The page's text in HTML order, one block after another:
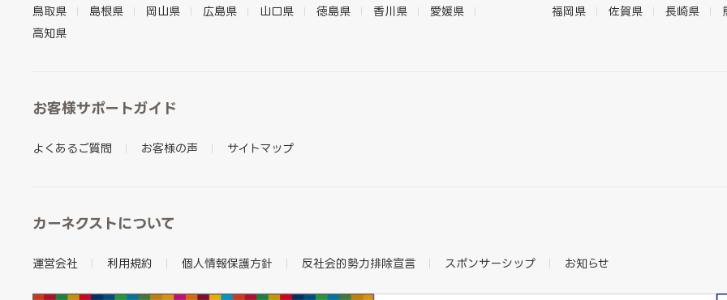
鳥取県
島根県 岡山県 広島県 山口県 徳島県 香川県
愛媛県
高知県
福岡県
佐賀県 長崎県
お客様サポートガイド
よくあるご質問 お客様の声 サイトマップ
カーネクストについて
運営会社 利用規約 個人情報保護方針 反社会的勢力排除宣言 スポンサーシップ お知らせ